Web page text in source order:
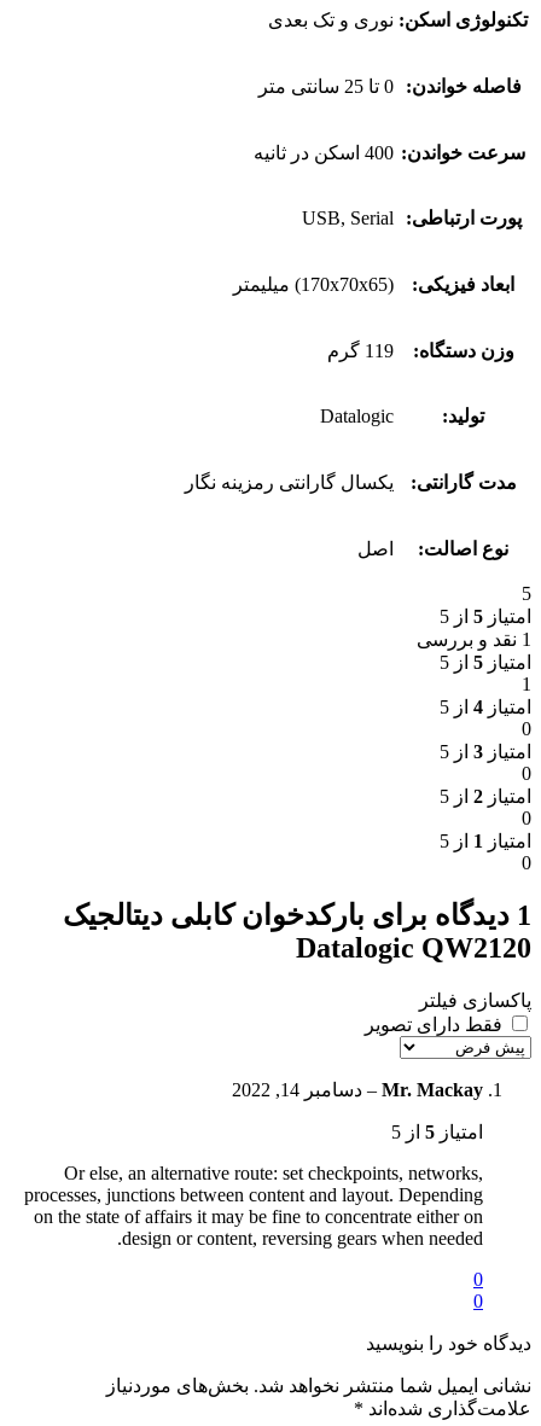
تکنولوژی اسکن: نوری و تک بعدی
فاصله خواندن: 0 تا 25 سانتی متر
سرعت خواندن: 400 اسکن در ثانیه
پورت ارتباطی: USB, Serial
ابعاد فیزیکی: (170x70x65) میلیمتر
وزن دستگاه: 119 گرم
تولید: Datalogic
مدت گارانتی: یکسال گارانتی رمزینه نگار
نوع اصالت: اصل
5
امتیاز 5 از 5
1 نقد و بررسی
امتیاز 5 از 5
1
امتیاز 4 از 5
0
امتیاز 3 از 5
0
امتیاز 2 از 5
0
امتیاز 1 از 5
0
1 دیدگاه برای
بارکدخوان کابلی دیتالجیک
Datalogic QW2120
پاکسازی فیلتر
فقط دارای تصویر
Mr. Mackay
– دسامبر 14, 2022
امتیاز 5 از 5
Or else, an alternative route: set checkpoints, networks,
processes, junctions between content and layout. Depending
on the state of affairs it may be fine to concentrate either on
design or content, reversing gears when needed.
0
0
دیدگاه خود را بنویسید
نشانی ایمیل شما منتشر نخواهد شد. بخش‌های موردنیاز
علامت‌گذاری شده‌اند *